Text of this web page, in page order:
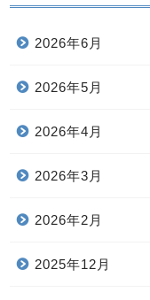
2026年6月
2026年5月
2026年4月
2026年3月
2026年2月
2025年12月